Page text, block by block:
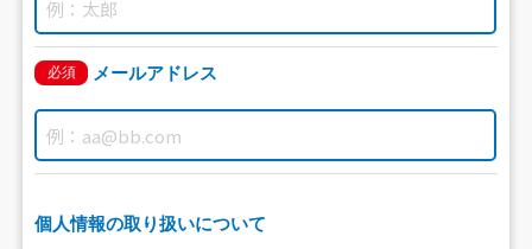
必須 メールアドレス
個人情報の取り扱いについて